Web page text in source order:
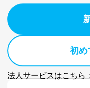
代表取締役会長 西
個人情報保護管理
りです。
初め
法人サービスはこちら